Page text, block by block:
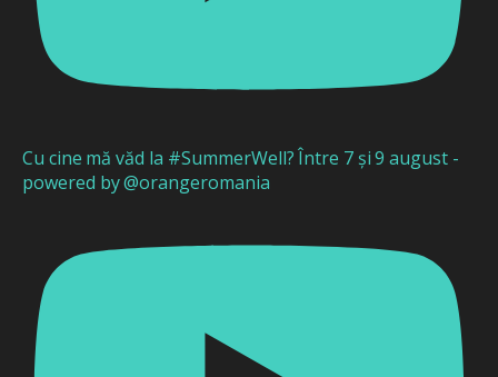
Cu cine mă văd la #SummerWell? Între 7 și 9 august -
powered by @orangeromania